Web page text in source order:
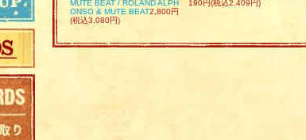
MUTE BEAT / ROLAND ALPH
ONSO & MUTE BEAT2,800円
(税込3,080円)
190円(税込2,409円)